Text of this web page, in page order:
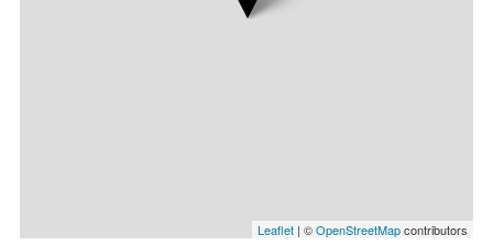
Leaflet | ©OpenStreetMapcontributors